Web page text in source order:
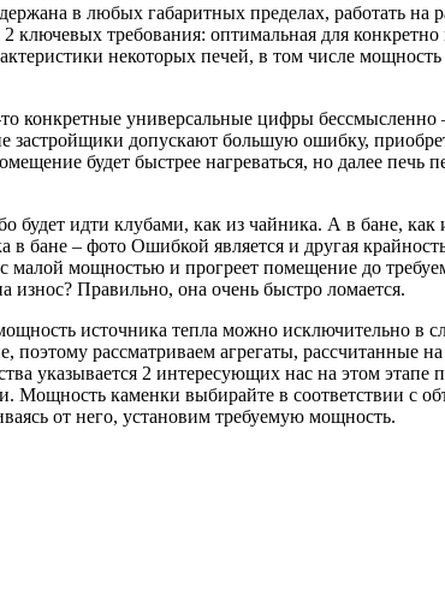
в любых габаритных пределах, работать на
ключевых требования: оптимальная для конкретно
некоторых печей, в том числе
конкретные универсальные цифры бессмысленно
допускают большую ошибку,
будет быстрее нагреваться, но далее печь
идти клубами, как из чайника. А в бане, как
бане – фото Ошибкой является и другая
малой мощностью и прогреет помещение до
износ? Правильно, она очень быстро ломается.
источника тепла можно исключительно в
рассматриваем агрегаты, рассчитанные
указывается 2 интересующих нас на этом этапе
Мощность каменки выбирайте в соответствии с
от него, установим требуемую мощность.